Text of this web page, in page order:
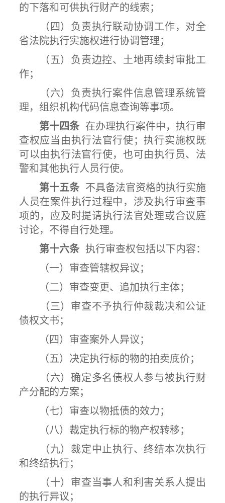
的下落和可供执行财产的线索；
（四）负责执行联动协调工作，对全
省法院执行实施权进行协调管理；
（五）负责边控、土地再续封审批工
作；
（六）负责执行案件信息管理系统管
理，组织机构代码信息查询等事项。
第十四条 在办理执行案件中，执行审
查权应当由执行法官行使；执行实施权既
可以由执行法官行使，也可由执行员、法
警和其他执行人员行使。
第十五条 不具备法官资格的执行实施
人员在案件执行过程中，涉及执行审查事
项的，应及时提请执行法官处理或合议庭
讨论，不得自行处理。
第十六条 执行审查权包括以下内容：
（一）审查管辖权异议；
（二）审查变更、追加执行主体；
（三）审查不予执行仲裁裁决和公证
债权文书；
（四）审查案外人异议；
（五）决定执行标的物的拍卖底价；
（六）确定多名债权人参与被执行财
产分配的方案；
（七）审查以物抵债的效力；
（八）裁定执行标的物产权转移；
（九）裁定中止执行、终结本次执行
和终结执行；
（十）审查当事人和利害关系人提出
的执行异议；